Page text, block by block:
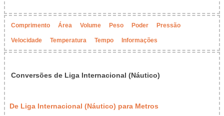
Comprimento Área Volume Peso Poder Pressão
Velocidade Temperatura Tempo Informações
Conversões de Liga Internacional (Náutico)
De Liga Internacional (Náutico) para Metros